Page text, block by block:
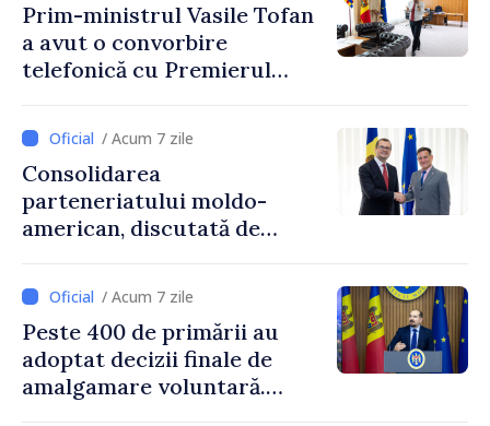
Prim-ministrul Vasile Tofan
a avut o convorbire
telefonică cu Premierul
/ Acum 7 zile
Consolidarea
parteneriatului moldo-
american, discutată de
și însărcinatul cu afaceri al
SUA, Nick Pietrowicz
/ Acum 7 zile
Peste 400 de primării au
adoptat decizii finale de
amalgamare voluntară.